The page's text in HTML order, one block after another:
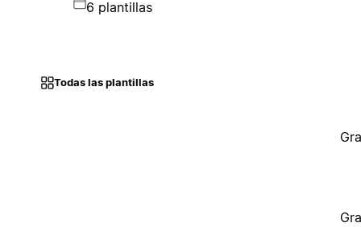
6 plantillas
Todas las plantillas